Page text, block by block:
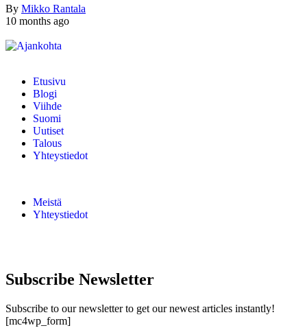
By Mikko Rantala
10 months ago
Etusivu
Blogi
Viihde
Suomi
Uutiset
Talous
Yhteystiedot
Meistä
Yhteystiedot
Subscribe Newsletter
Subscribe to our newsletter to get our newest articles instantly!
[mc4wp_form]